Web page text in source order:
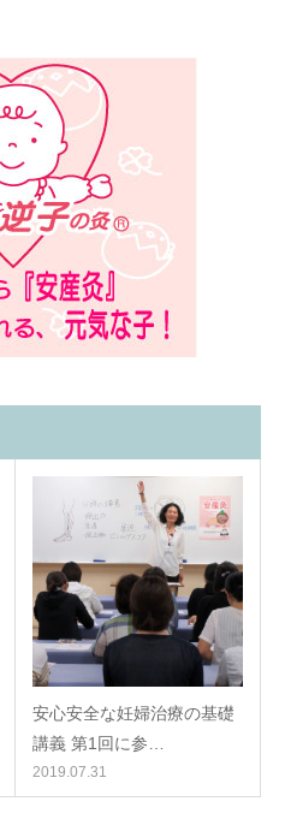
安心安全な妊婦治療の基礎
講義 第1回に参…
2019.07.31